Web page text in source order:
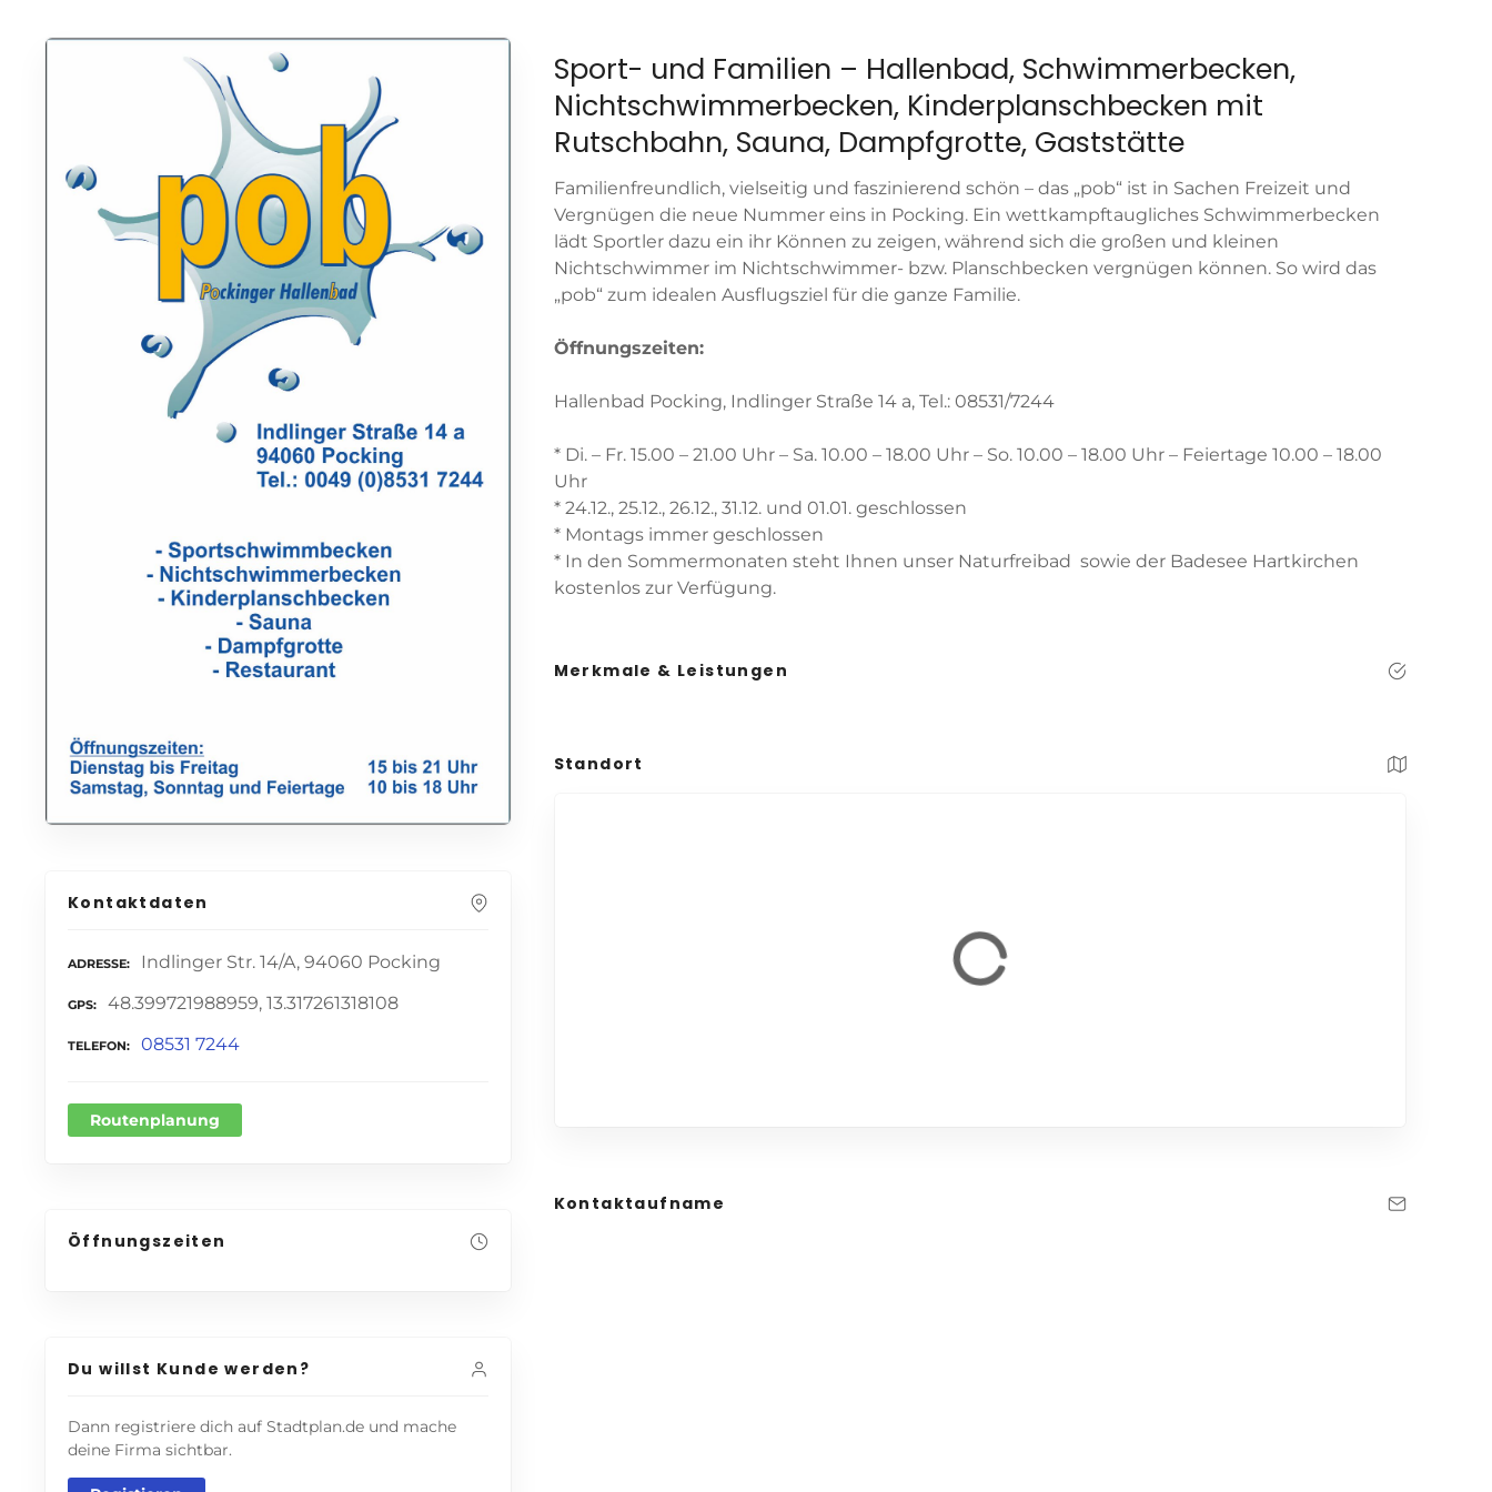
Kontaktdaten
ADRESSE Indlinger Str. 14/A, 94060 Pocking
GPS 48.399721988959, 13.317261318108
TELEFON 08531 7244
Routenplanung
Öffnungszeiten
Du willst Kunde werden?
Dann registriere dich auf Stadtplan.de und mache
deine Firma sichtbar.
Sport- und Familien – Hallenbad, Schwimmerbecken,
Nichtschwimmerbecken, Kinderplanschbecken mit
Rutschbahn, Sauna, Dampfgrotte, Gaststätte
Familienfreundlich, vielseitig und faszinierend schön – das „pob“ ist in Sachen Freizeit und
Vergnügen die neue Nummer eins in Pocking. Ein wettkampftaugliches Schwimmerbecken
lädt Sportler dazu ein ihr Können zu zeigen, während sich die großen und kleinen
Nichtschwimmer im Nichtschwimmer- bzw. Planschbecken vergnügen können. So wird das
„pob“ zum idealen Ausflugsziel für die ganze Familie.
Öffnungszeiten:
Hallenbad Pocking, Indlinger Straße 14 a, Tel.: 08531/7244
* Di. – Fr. 15.00 – 21.00 Uhr – Sa. 10.00 – 18.00 Uhr – So. 10.00 – 18.00 Uhr – Feiertage 10.00 – 18.00
Uhr
* 24.12., 25.12., 26.12., 31.12. und 01.01. geschlossen
* Montags immer geschlossen
* In den Sommermonaten steht Ihnen unser Naturfreibad sowie der Badesee Hartkirchen
kostenlos zur Verfügung.
Merkmale & Leistungen
Standort
Kontaktaufname